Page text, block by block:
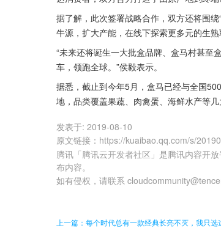
据了解，此次签署战略合作，双方还将围
牛源，扩大产能，在线下探索更多元的生
“未来还将诞生一大批盒品牌、盒马村甚至
车，领跑全球。”侯毅表示。
据悉，截止到今年5月，盒马已经与全国
地，品类覆盖果蔬、肉禽蛋、海鲜水产等
发表于: 2019-08-10
原文链接 ： https://kuaibao.qq.com/s/
腾讯「腾讯云开发者社区」是腾讯内容开
布内容。
如有侵权，请联系
上一篇：每个时代总有一款经典长亮不灭，我只选